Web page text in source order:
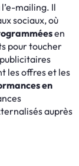
mailing. Il
sociaux, où
en
pour toucher
les offres et les
en
auprès